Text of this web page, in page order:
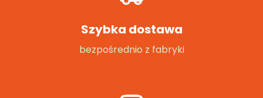
Szybka dostawa
bezpośrednio z fabryki